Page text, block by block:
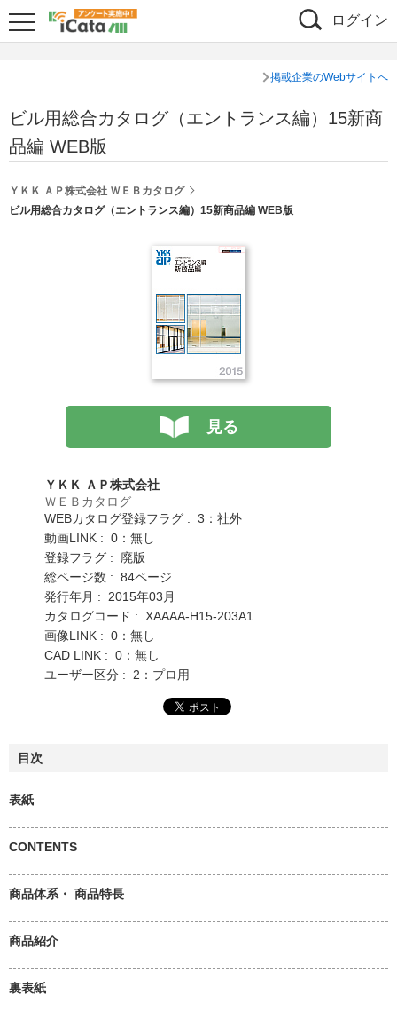
ログイン
掲載企業のWebサイトへ
ビル用総合カタログ（エントランス編）15新商
品編 WEB版
ＹＫＫ ＡＰ株式会社 ＷＥＢカタログ
ビル用総合カタログ（エントランス編）15新商品編 WEB版
見る
ＹＫＫ ＡＰ株式会社
ＷＥＢカタログ
WEBカタログ登録フラグ : 3：社外
動画LINK : 0：無し
登録フラグ : 廃版
総ページ数 : 84ページ
発行年月 : 2015年03月
カタログコード : XAAAA-H15-203A1
画像LINK : 0：無し
CAD LINK : 0：無し
ユーザー区分 : 2：プロ用
目次
表紙
CONTENTS
商品体系・ 商品特長
商品紹介
裏表紙